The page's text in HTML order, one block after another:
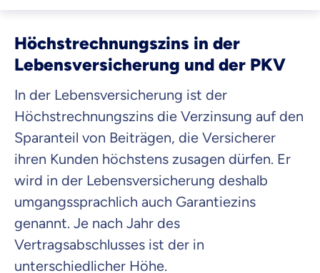
Höchstrechnungszins in der
Lebensversicherung und der PKV
In der Lebensversicherung ist der
Höchstrechnungszins die Verzinsung auf den
Sparanteil von Beiträgen, die Versicherer
ihren Kunden höchstens zusagen dürfen. Er
wird in der Lebensversicherung deshalb
umgangssprachlich auch Garantiezins
genannt. Je nach Jahr des
Vertragsabschlusses ist der in
unterschiedlicher Höhe.